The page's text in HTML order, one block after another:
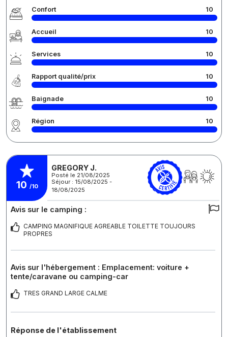
Confort 10
Accueil 10
Services 10
Rapport qualité/prix 10
Baignade 10
Région 10
10 /10
GREGORY J.
Posté le 21/08/2025
Séjour : 15/08/2025 -
18/08/2025
Avis sur le camping :
CAMPING MAGNIFIQUE AGREABLE TOILETTE TOUJOURS
PROPRES
Avis sur l'hébergement : Emplacement: voiture +
tente/caravane ou camping-car
TRES GRAND LARGE CALME
Réponse de l'établissement